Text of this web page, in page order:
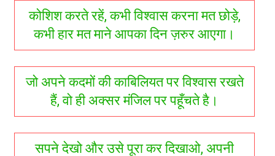
कोशिश करते रहें, कभी विश्वास करना मत छोड़े,
कभी हार मत माने आपका दिन ज़रुर आएगा।
जो अपने कदमों की काबिलियत पर विश्वास रखते
हैं, वो ही अक्सर मंजिल पर पहूँचते है।
सपने देखो और उसे पूरा कर दिखाओ, अपनी